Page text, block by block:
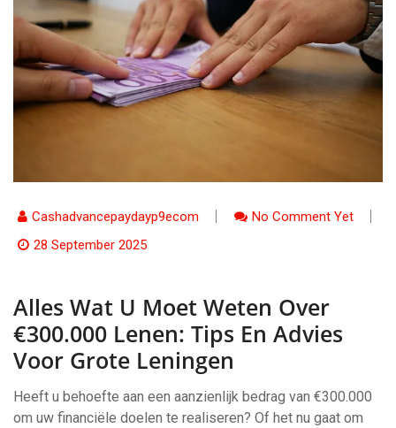
Cashadvancepaydayp9ecom
No Comment Yet
28 September 2025
Alles Wat U Moet Weten Over
€300.000 Lenen: Tips En Advies
Voor Grote Leningen
Heeft u behoefte aan een aanzienlijk bedrag van €300.000
om uw financiële doelen te realiseren? Of het nu gaat om